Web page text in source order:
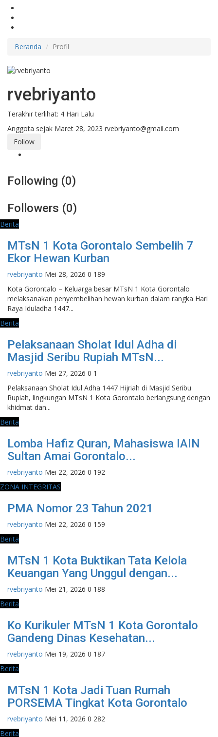
Beranda Profil
rvebriyanto
Terakhir terlihat: 4 Hari Lalu
Anggota sejak Maret 28, 2023 rvebriyanto@gmail.com
Follow
Following (0)
Followers (0)
Berita
MTsN 1 Kota Gorontalo Sembelih 7
Ekor Hewan Kurban
rvebriyanto Mei 28, 2026 0 189
Kota Gorontalo – Keluarga besar MTsN 1 Kota Gorontalo
melaksanakan penyembelihan hewan kurban dalam rangka Hari
Raya Iduladha 1447...
Berita
Pelaksanaan Sholat Idul Adha di
Masjid Seribu Rupiah MTsN...
rvebriyanto Mei 27, 2026 0 1
Pelaksanaan Sholat Idul Adha 1447 Hijriah di Masjid Seribu
Rupiah, lingkungan MTsN 1 Kota Gorontalo berlangsung dengan
khidmat dan...
Berita
Lomba Hafiz Quran, Mahasiswa IAIN
Sultan Amai Gorontalo...
rvebriyanto Mei 22, 2026 0 192
ZONA INTEGRITAS
PMA Nomor 23 Tahun 2021
rvebriyanto Mei 22, 2026 0 159
Berita
MTsN 1 Kota Buktikan Tata Kelola
Keuangan Yang Unggul dengan...
rvebriyanto Mei 21, 2026 0 188
Berita
Ko Kurikuler MTsN 1 Kota Gorontalo
Gandeng Dinas Kesehatan...
rvebriyanto Mei 19, 2026 0 187
Berita
MTsN 1 Kota Jadi Tuan Rumah
PORSEMA Tingkat Kota Gorontalo
rvebriyanto Mei 11, 2026 0 282
Berita